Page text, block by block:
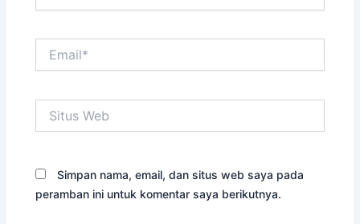
Web
Simpan nama, email, dan situs web saya pada
peramban ini untuk komentar saya berikutnya.